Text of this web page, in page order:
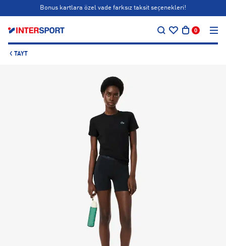
Bonus kartlara özel vade farksız taksit seçenekleri!
0
TAYT